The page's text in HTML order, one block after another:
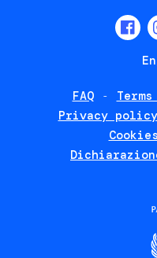
FAQ
Privacy policy